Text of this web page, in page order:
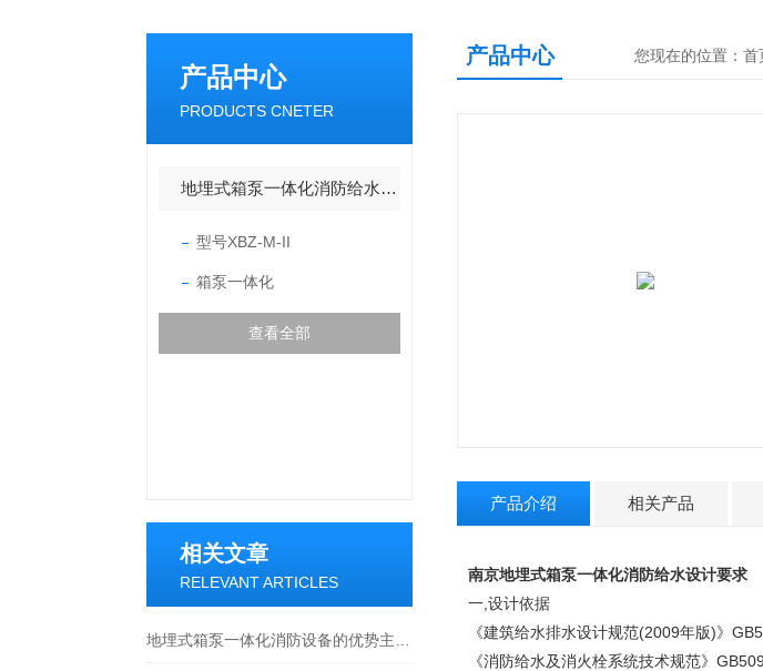
产品中心
PRODUCTS CNETER
地埋式箱泵一体化消防给水设备
型号XBZ-M-II
箱泵一体化
查看全部
相关文章
RELEVANT ARTICLES
产品中心 您现在的位置： 首
产品介绍 相关产品
南京地埋式箱泵一体化消防给水设计要求
一,设计依据
《建筑给水排水设计规范(2009年版)》
《消防给水及消火栓系统技术规范》